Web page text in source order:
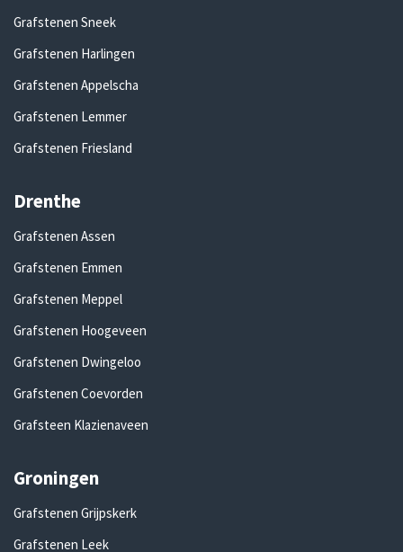
Grafstenen Sneek
Grafstenen Harlingen
Grafstenen Appelscha
Grafstenen Lemmer
Grafstenen Friesland
Drenthe
Grafstenen Assen
Grafstenen Emmen
Grafstenen Meppel
Grafstenen Hoogeveen
Grafstenen Dwingeloo
Grafstenen Coevorden
Grafsteen Klazienaveen
Groningen
Grafstenen Grijpskerk
Grafstenen Leek